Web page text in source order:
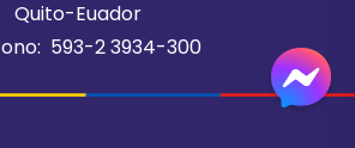
Quito-Euador
593-2 3934-300